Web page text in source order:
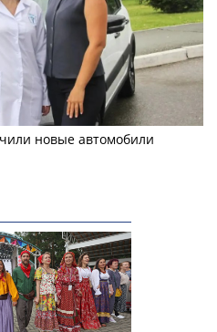
новые автомобили